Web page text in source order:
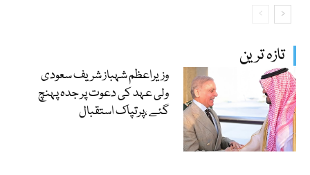
تازہ ترین
وزیراعظم شہباز شریف سعودی
ولی عہد کی دعوت پر جدہ پہنچ
گئے ،پرتپاک استقبال